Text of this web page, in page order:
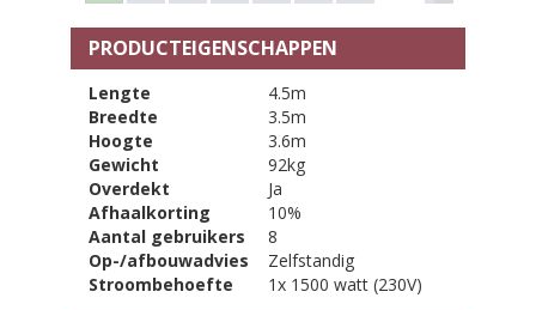
PRODUCTEIGENSCHAPPEN
Lengte
4.5m
Breedte
3.5m
Hoogte
3.6m
Gewicht
92kg
Overdekt
Ja
Afhaalkorting
10%
Aantal gebruikers
8
Op-/afbouwadvies
Zelfstandig
Stroombehoefte
1x 1500 watt (230V)